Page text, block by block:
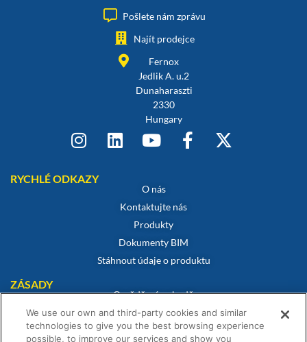
Pošlete nám zprávu
Najít prodejce
Fernox
Jedlik A. u.2
Dunaharaszti
2330
Hungary
RYCHLÉ ODKAZY
O nás
Kontaktujte nás
Produkty
Dokumenty BIM
Stáhnout údaje o produktu
ZÁSADY
Osvědčení o shodě
Zásady používání souborů cookie
Prohlášení o vyloučení odpovědnosti
We use our own and third-party cookies and similar
technologies to give you the best browsing experience
possible, to improve our services and show you